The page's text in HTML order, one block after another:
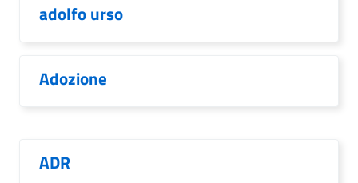
adolfo urso
Adozione
ADR